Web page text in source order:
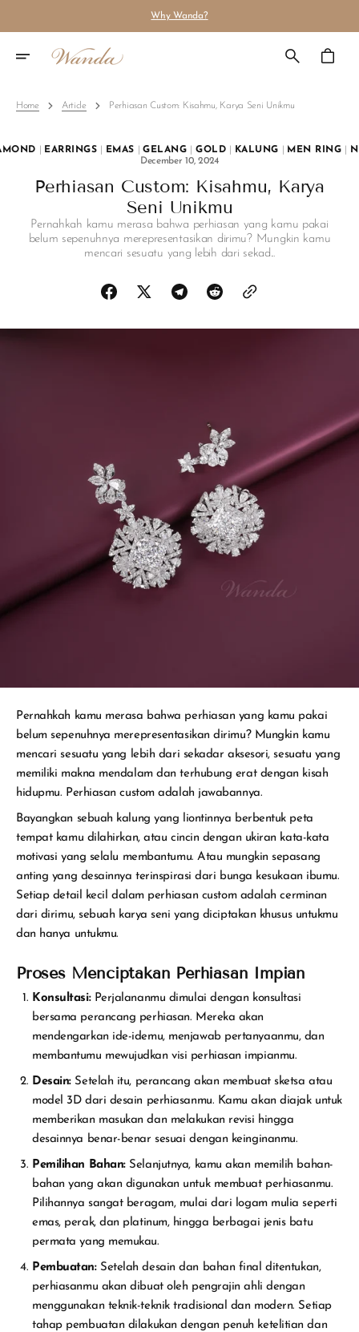
Content
Why Wanda?
Cart
Home Article Perhiasan Custom: Kisahmu, Karya Seni Unikmu
EARRINGS EMAS GELANG GOLD KALUNG MEN RING
December 10, 2024
Perhiasan Custom: Kisahmu, Karya
Seni Unikmu
Pernahkah kamu merasa bahwa perhiasan yang kamu pakai
belum sepenuhnya merepresentasikan dirimu? Mungkin kamu
mencari sesuatu yang lebih dari sekad...
Pernahkah kamu merasa bahwa perhiasan yang kamu pakai
belum sepenuhnya merepresentasikan dirimu? Mungkin kamu
mencari sesuatu yang lebih dari sekadar aksesori, sesuatu yang
memiliki makna mendalam dan terhubung erat dengan kisah
hidupmu. Perhiasan custom adalah jawabannya.
Bayangkan sebuah kalung yang liontinnya berbentuk peta
tempat kamu dilahirkan, atau cincin dengan ukiran kata-kata
motivasi yang selalu membantumu. Atau mungkin sepasang
anting yang desainnya terinspirasi dari bunga kesukaan ibumu.
Setiap detail kecil dalam perhiasan custom adalah cerminan
dari dirimu, sebuah karya seni yang diciptakan khusus untukmu
dan hanya untukmu.
Proses Menciptakan Perhiasan Impian
Konsultasi:Perjalananmu dimulai dengan konsultasi
bersama perancang perhiasan. Mereka akan
mendengarkan ide-idemu, menjawab pertanyaanmu, dan
membantumu mewujudkan visi perhiasan impianmu.
Desain:Setelah itu, perancang akan membuat sketsa atau
model 3D dari desain perhiasanmu. Kamu akan diajak untuk
memberikan masukan dan melakukan revisi hingga
desainnya benar-benar sesuai dengan keinginanmu.
Pemilihan Bahan:Selanjutnya, kamu akan memilih bahan-
bahan yang akan digunakan untuk membuat perhiasanmu.
Pilihannya sangat beragam, mulai dari logam mulia seperti
emas, perak, dan platinum, hingga berbagai jenis batu
permata yang memukau.
Pembuatan:Setelah desain dan bahan final ditentukan,
perhiasanmu akan dibuat oleh pengrajin ahli dengan
menggunakan teknik-teknik tradisional dan modern. Setiap
tahap pembuatan dilakukan dengan penuh ketelitian dan